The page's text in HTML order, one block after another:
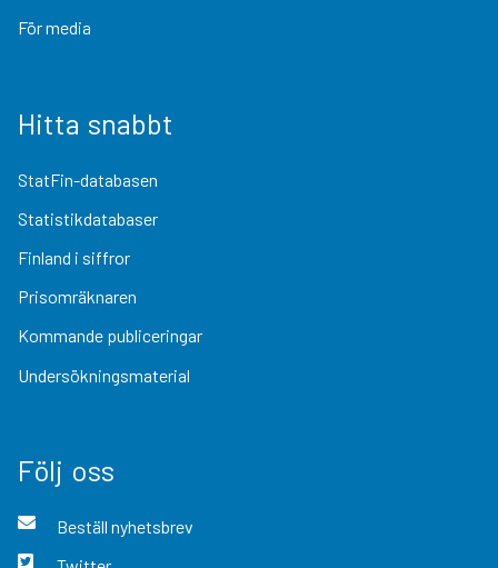
För media
Hitta snabbt
StatFin-databasen
Statistikdatabaser
Finland i siffror
Prisomräknaren
Kommande publiceringar
Undersökningsmaterial
Följ oss
Beställ nyhetsbrev